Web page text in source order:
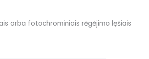
arba fotochrominiais rėgėjimo lęšiais